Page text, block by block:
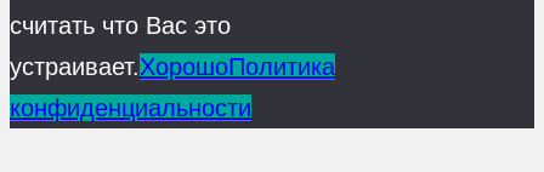
считать что Вас это
устраивает.ХорошоПолитика
конфиденциальности